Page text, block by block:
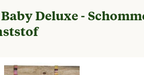
Deluxe -